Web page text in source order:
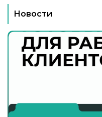
Новости